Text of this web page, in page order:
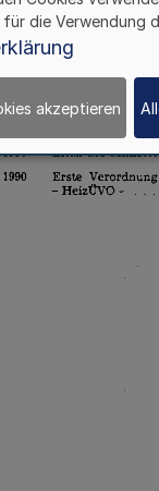
die Verwendung
akzeptieren